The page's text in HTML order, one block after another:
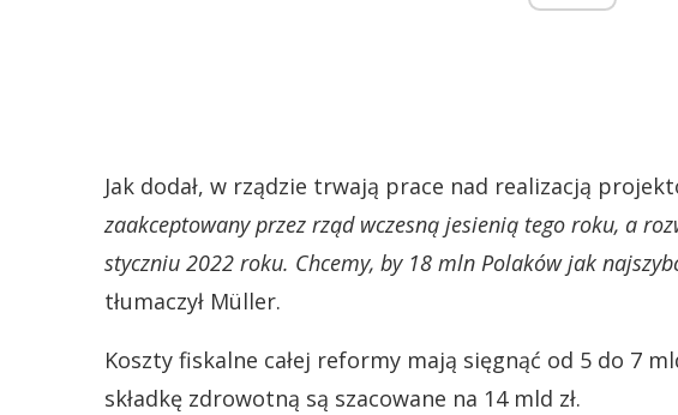
Jak dodał, w rządzie trwają prace nad realizacją
zaakceptowany przez rząd wczesną jesienią tego roku, a
styczniu 2022 roku. Chcemy, by 18 mln Polaków jak
tłumaczył Müller.
Koszty fiskalne całej reformy mają sięgnąć od 5 do 7
składkę zdrowotną są szacowane na 14 mld zł.